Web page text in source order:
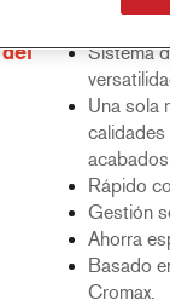
y bases bicapa
Sistema
Una sola
Rápido
Gestión
Ahorra
Basado
Cromax.